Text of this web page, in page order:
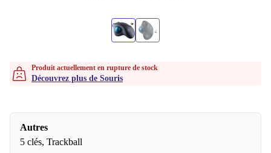
Produit actuellement en rupture de stock
Découvrez plus de Souris
Autres
5 clés, Trackball